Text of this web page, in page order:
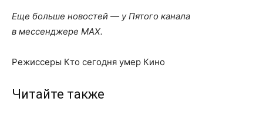
Еще больше новостей — у Пятого канала
в мессенджере MAX.
Режиссеры Кто сегодня умер Кино
Читайте также